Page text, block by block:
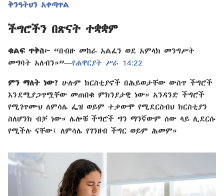
ቅንዓትህን አቀጣጥል
ችግሮችን በጽናት ተቋቋም
ቁልፍ ጥቅስ፦ “በብዙ መከራ አልፈን ወደ አምላክ መንግሥት
መግባት አለብን።”—የሐዋርያት ሥራ 14:22
ምን ማለት ነው? ሁሉም ክርስቲያኖች በሕይወታቸው ውስጥ ችግሮች
እንደሚያጋጥሟቸው መጠበቁ ምክንያታዊ ነው። አንዳንድ ችግሮች
የሚገጥሙህ ለምሳሌ ፌዝ ወይም ተቃውሞ የሚደርስብህ ክርስቲያን
ስለሆንክ ብቻ ነው። ሌሎቹ ችግሮች ግን ማንኛውም ሰው ላይ ሊደርሱ
የሚችሉ ናቸው፤ ለምሳሌ የገንዘብ ችግር ወይም ሕመም።